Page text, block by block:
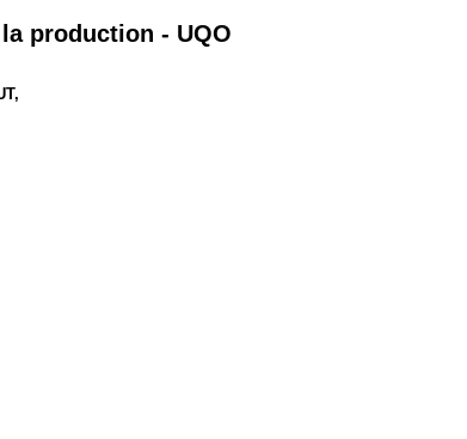
production - UQO